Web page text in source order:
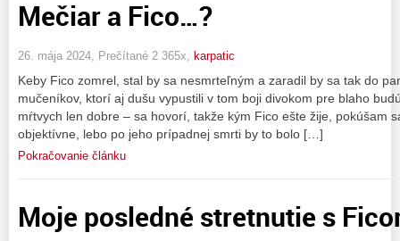
Mečiar a Fico…?
26. mája 2024, Prečítané 2 365x, karpatic
Keby Fico zomrel, stal by sa nesmrteľným a zaradil by sa tak do
mučeníkov, ktorí aj dušu vypustili v tom boji divokom pre blaho
mŕtvych len dobre – sa hovorí, takže kým Fico ešte žije, pokúšam
objektívne, lebo po jeho prípadnej smrti by to bolo […]
Pokračovanie článku
Moje posledné stretnutie s